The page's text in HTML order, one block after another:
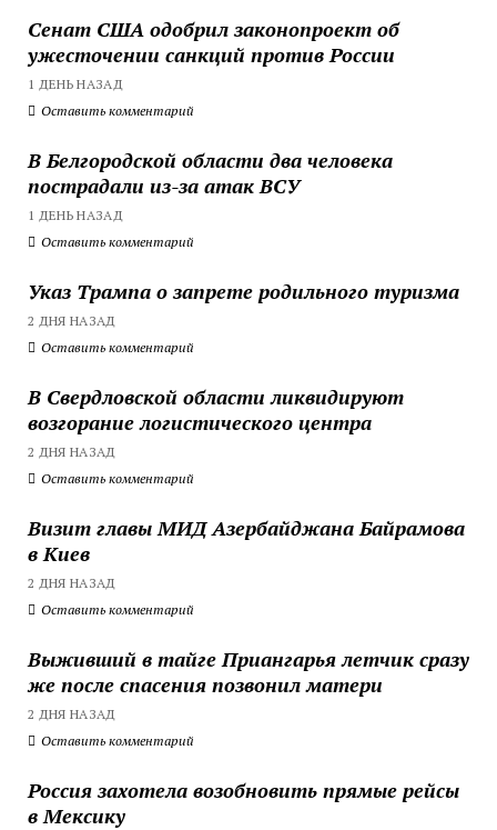
Сенат США одобрил законопроект об
ужесточении санкций против России
1 ДЕНЬ НАЗАД
Оставить комментарий
В Белгородской области два человека
пострадали из-за атак ВСУ
1 ДЕНЬ НАЗАД
Оставить комментарий
Указ Трампа о запрете родильного туризма
2 ДНЯ НАЗАД
Оставить комментарий
В Свердловской области ликвидируют
возгорание логистического центра
2 ДНЯ НАЗАД
Оставить комментарий
Визит главы МИД Азербайджана Байрамова
в Киев
2 ДНЯ НАЗАД
Оставить комментарий
Выживший в тайге Приангарья летчик сразу
же после спасения позвонил матери
2 ДНЯ НАЗАД
Оставить комментарий
Россия захотела возобновить прямые рейсы
в Мексику